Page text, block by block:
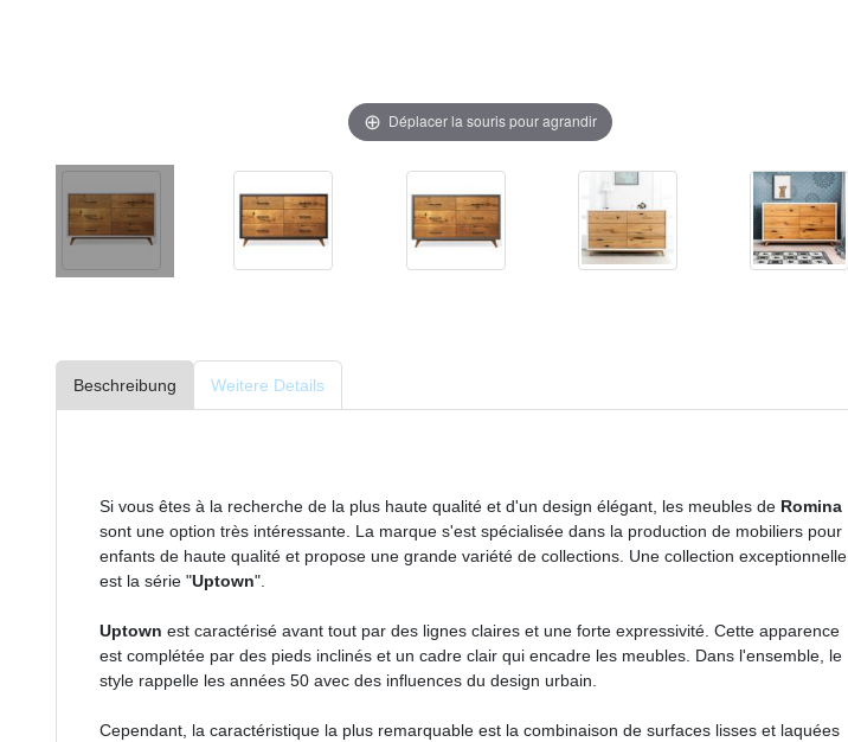
Déplacer la souris pour agrandir
Beschreibung Weitere Details
Si vous êtes à la recherche de la plus haute qualité et d'un design élégant, les meubles de Romina
sont une option très intéressante. La marque s'est spécialisée dans la production de mobiliers pour
enfants de haute qualité et propose une grande variété de collections. Une collection exceptionnelle
est la série "Uptown".
Uptown est caractérisé avant tout par des lignes claires et une forte expressivité. Cette apparence
est complétée par des pieds inclinés et un cadre clair qui encadre les meubles. Dans l'ensemble, le
style rappelle les années 50 avec des influences du design urbain.
Cependant, la caractéristique la plus remarquable est la combinaison de surfaces lisses et laquées